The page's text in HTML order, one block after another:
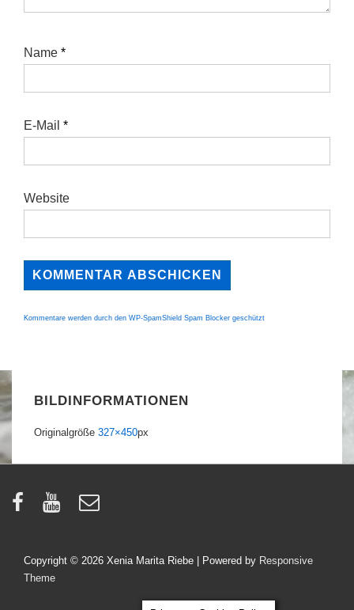
Name *
E-Mail *
Website
Kommentare werden durch den WP-SpamShield Spam Blocker geschützt
BILDINFORMATIONEN
Originalgröße 327×450px
Copyright © 2026 Xenia Marita Riebe | Powered by Responsive
Theme